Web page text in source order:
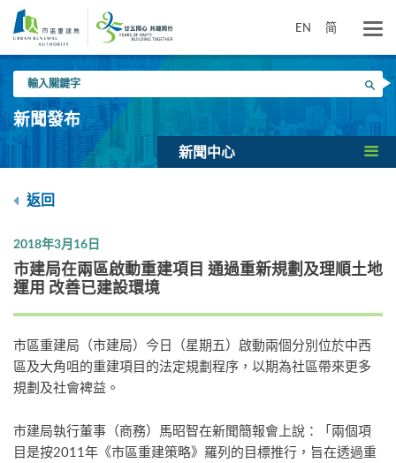
要
EN 简
入
關
鍵
搜尋
新聞發布
新聞中心
返回
2018年3月16日
市建局在兩區啟動重建項目 通過重新規劃及理順土地
運用 改善已建設環境
市區重建局（市建局）今日（星期五）啟動兩個分別位於中西
區及大角咀的重建項目的法定規劃程序，以期為社區帶來更多
規劃及社會裨益。
市建局執行董事（商務）馬昭智在新聞簡報會上說：「兩個項
目是按2011年《市區重建策略》羅列的目標推行，旨在透過重